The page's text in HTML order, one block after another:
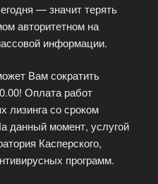
— значит терять
авторитетном на
информации.
Вам сократить
Оплата работ
лизинга со сроком
данный момент, услугой
Касперского,
программ.